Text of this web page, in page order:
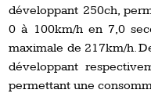
développant 250ch,
0 à 100km/h en 7,0
maximale de 217km/h.
développant
permettant une